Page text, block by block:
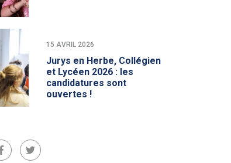
15 AVRIL 2026
Jurys en Herbe, Collégien
et Lycéen 2026 : les
candidatures sont
ouvertes !
FacebookTwitter